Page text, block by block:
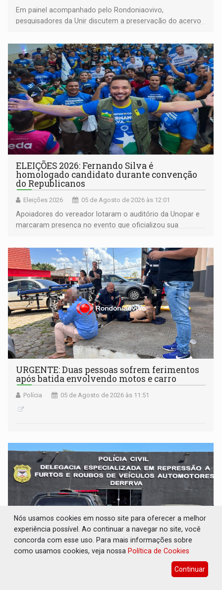
Em painel acompanhado pelo Rondoniaovivo,
pesquisadores da Unir discutem a preservação do acervo
memória como bússola para o futuro
ELEIÇÕES 2026: Fernando Silva é
homologado candidato durante convenção
do Republicanos
Eleições 2026 05 de Agosto de 2026 às 12:01
Apoiadores do vereador lotaram o auditório da Unopar e
marcaram presença no evento que oficializou sua
URGENTE: Duas pessoas sofrem ferimentos
após batida envolvendo motos e carro
Polícia 05 de Agosto de 2026 às 11:51
ROUBO INVENTADO: PC desmascara 'golpe
do seguro' e indicia homem por falsa
Nós usamos cookies em nosso site para oferecer a melhor
experiência possível. Ao continuar a navegar no site, você
concorda com esse uso. Para mais informações sobre
como usamos cookies, veja nossa Política de Cookies
Continuar